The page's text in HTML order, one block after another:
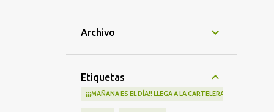
Archivo
Etiquetas
¡¡¡MAÑANA ES EL DÍA!! LLEGA A LA CARTELERA "MAD HEIDI"